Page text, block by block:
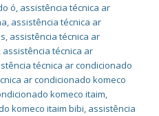
ó, assistência técnica ar
, assistência técnica ar
, assistência técnica ar
, assistência técnica ar
técnica ar condicionado
ar condicionado komeco
komeco itaim,
komeco itaim bibi, assistência